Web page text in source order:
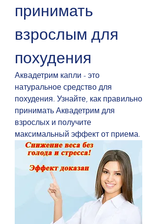
принимать
взрослым для
похудения
Аквадетрим капли - это
натуральное средство для
похудения. Узнайте, как правильно
принимать Аквадетрим для
взрослых и получите
максимальный эффект от приема.